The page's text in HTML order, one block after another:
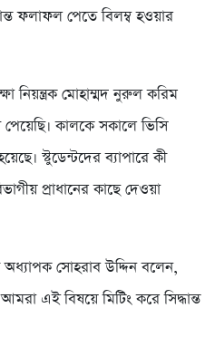
ফলাফল পেতে বিলম্ব হওয়ার
নিয়ন্ত্রক মোহাম্মদ নুরুল করিম
কালকে সকালে ভিসি
স্টুডেন্টদের ব্যাপারে কী
প্রাধানের কাছে দেওয়া
অধ্যাপক সোহরাব উদ্দিন বলেন,
এই বিষয়ে মিটিং করে সিদ্ধান্ত